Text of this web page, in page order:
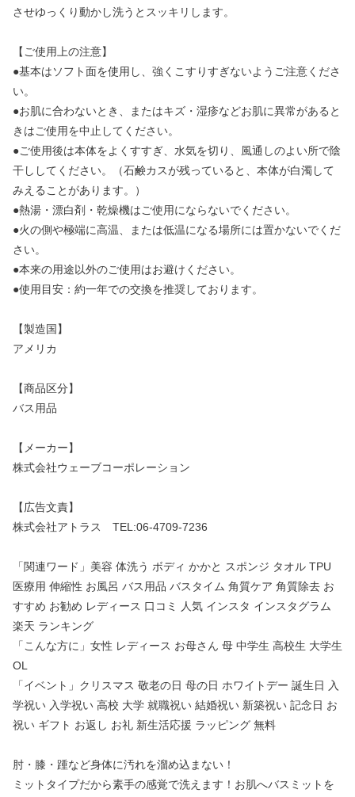
させゆっくり動かし洗うとスッキリします。
【ご使用上の注意】
●基本はソフト面を使用し、強くこすりすぎないようご注意くださ
い。
●お肌に合わないとき、またはキズ・湿疹などお肌に異常があると
きはご使用を中止してください。
●ご使用後は本体をよくすすぎ、水気を切り、風通しのよい所で陰
干ししてください。（石鹸カスが残っていると、本体が白濁して
みえることがあります。）
●熱湯・漂白剤・乾燥機はご使用にならないでください。
●火の側や極端に高温、または低温になる場所には置かないでくだ
さい。
●本来の用途以外のご使用はお避けください。
●使用目安：約一年での交換を推奨しております。
【製造国】
アメリカ
【商品区分】
バス用品
【メーカー】
株式会社ウェーブコーポレーション
【広告文責】
株式会社アトラス TEL:06-4709-7236
「関連ワード」美容 体洗う ボディ かかと スポンジ タオル TPU
医療用 伸縮性 お風呂 バス用品 バスタイム 角質ケア 角質除去 お
すすめ お勧め レディース 口コミ 人気 インスタ インスタグラム
楽天 ランキング
「こんな方に」女性 レディース お母さん 母 中学生 高校生 大学生
OL
「イベント」クリスマス 敬老の日 母の日 ホワイトデー 誕生日 入
学祝い 入学祝い 高校 大学 就職祝い 結婚祝い 新築祝い 記念日 お
祝い ギフト お返し お礼 新生活応援 ラッピング 無料
肘・膝・踵など身体に汚れを溜め込まない！
ミットタイプだから素手の感覚で洗えます！お肌へバスミットを